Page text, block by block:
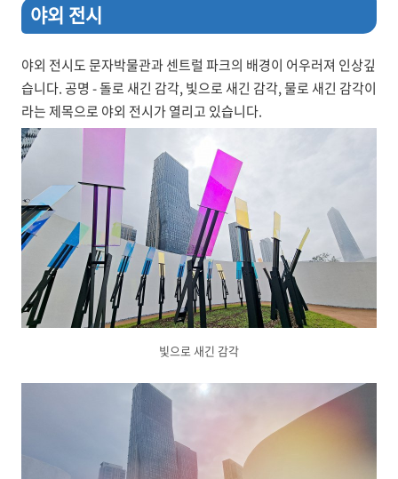
야외 전시
야외 전시도 문자박물관과 센트럴 파크의 배경이 어우러져 인상깊
습니다. 공명 - 돌로 새긴 감각, 빛으로 새긴 감각, 물로 새긴 감각이
라는 제목으로 야외 전시가 열리고 있습니다.
빛으로 새긴 감각